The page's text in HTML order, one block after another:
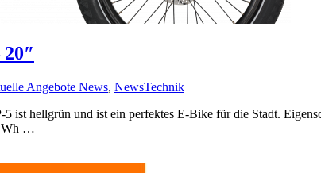
Angebote News, NewsTechnik
hellgrün und ist ein perfektes E-Bike für die Stadt.
Wh …